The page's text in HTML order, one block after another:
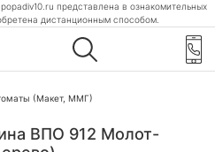
представлена в ознакомительных
дистанционным способом.
(Макет, ММГ)
ВПО 912 Молот-